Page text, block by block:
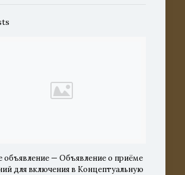
объявление — Объявление о приёме
для включения в Концептуальную